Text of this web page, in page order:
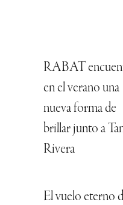
RABAT
en el verano una
nueva forma de
brillar junto a
Rivera
El vuelo eterno